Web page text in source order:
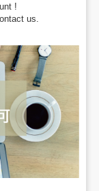
!
us.